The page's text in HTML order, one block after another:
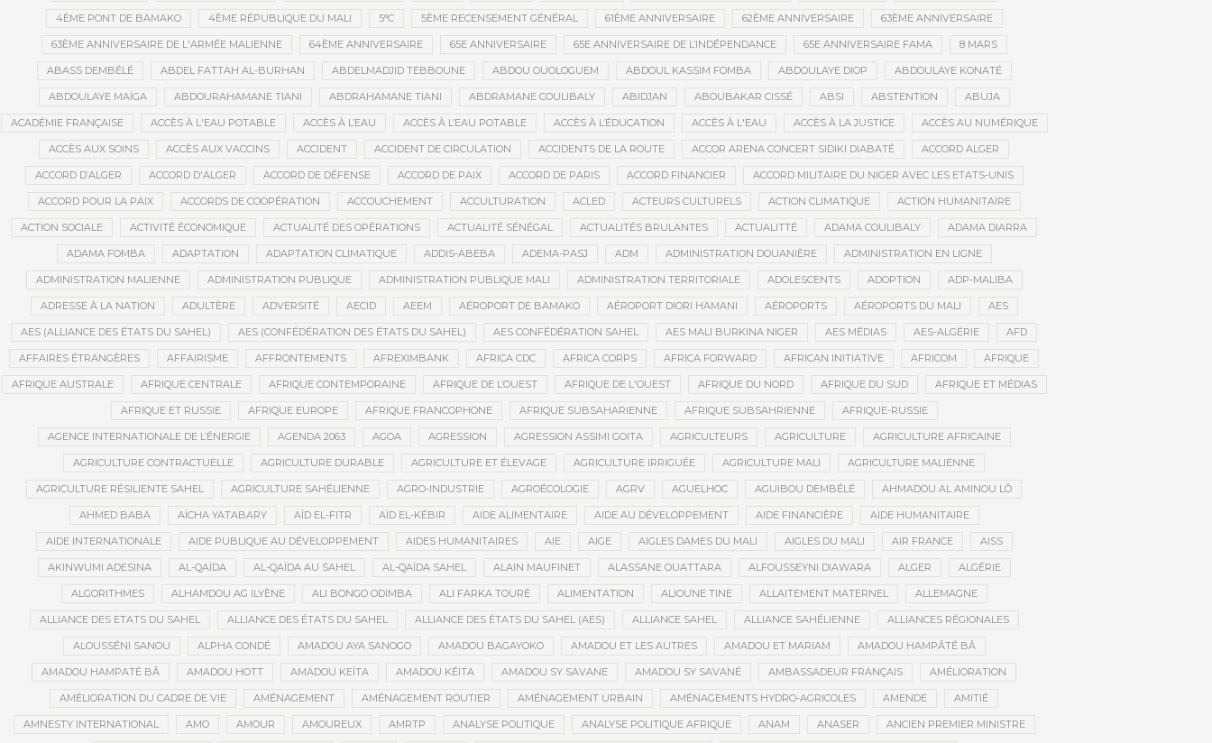
4ÈME PONT DE BAMAKO 4ÈME RÉPUBLIQUE DU MALI 5°C 5ÈME RECENSEMENT GÉNÉRAL 61ÈME ANNIVERSAIRE 62ÈME ANNIVERSAIRE 63ÈME ANNIVERSAIRE
63ÈME ANNIVERSAIRE DE L'ARMÉE MALIENNE 64ÈME ANNIVERSAIRE 65E ANNIVERSAIRE 65E ANNIVERSAIRE DE L’INDÉPENDANCE 65E ANNIVERSAIRE FAMA 8 MARS
ABASS DEMBÉLÉ ABDEL FATTAH AL-BURHAN ABDELMADJID TEBBOUNE ABDOU OUOLOGUEM ABDOUL KASSIM FOMBA ABDOULAYE DIOP ABDOULAYE KONATÉ
ABDOULAYE MAÏGA ABDOURAHAMANE TIANI ABDRAHAMANE TIANI ABDRAMANE COULIBALY ABIDJAN ABOUBAKAR CISSÉ ABSI ABSTENTION ABUJA
ACADÉMIE FRANÇAISE ACCÈS À L'EAU POTABLE ACCÈS À L’EAU ACCÈS À L’EAU POTABLE ACCÈS À L’ÉDUCATION ACCÈS À L'EAU ACCÈS À LA JUSTICE ACCÈS AU NUMÉRIQUE
ACCÈS AUX SOINS ACCÈS AUX VACCINS ACCIDENT ACCIDENT DE CIRCULATION ACCIDENTS DE LA ROUTE ACCOR ARENA CONCERT SIDIKI DIABATÉ ACCORD ALGER
ACCORD D’ALGER ACCORD D'ALGER ACCORD DE DÉFENSE ACCORD DE PAIX ACCORD DE PARIS ACCORD FINANCIER ACCORD MILITAIRE DU NIGER AVEC LES ETATS-UNIS
ACCORD POUR LA PAIX ACCORDS DE COOPÉRATION ACCOUCHEMENT ACCULTURATION ACLED ACTEURS CULTURELS ACTION CLIMATIQUE ACTION HUMANITAIRE
ACTION SOCIALE ACTIVITÉ ÉCONOMIQUE ACTUALITÉ DES OPÉRATIONS ACTUALITÉ SÉNÉGAL ACTUALITÉS BRULANTES ACTUALITTÉ ADAMA COULIBALY ADAMA DIARRA
ADAMA FOMBA ADAPTATION ADAPTATION CLIMATIQUE ADDIS-ABEBA ADEMA-PASJ ADM ADMINISTRATION DOUANIÈRE ADMINISTRATION EN LIGNE
ADMINISTRATION MALIENNE ADMINISTRATION PUBLIQUE ADMINISTRATION PUBLIQUE MALI ADMINISTRATION TERRITORIALE ADOLESCENTS ADOPTION ADP-MALIBA
ADRESSE À LA NATION ADULTÈRE ADVERSITÉ AECID AEEM AÉROPORT DE BAMAKO AÉROPORT DIORI HAMANI AÉROPORTS AÉROPORTS DU MALI AES
AES (ALLIANCE DES ÉTATS DU SAHEL) AES (CONFÉDÉRATION DES ÉTATS DU SAHEL) AES CONFÉDÉRATION SAHEL AES MALI BURKINA NIGER AES MÉDIAS AES-ALGÉRIE AFD
AFFAIRES ÉTRANGÈRES AFFAIRISME AFFRONTEMENTS AFREXIMBANK AFRICA CDC AFRICA CORPS AFRICA FORWARD AFRICAN INITIATIVE AFRICOM AFRIQUE
AFRIQUE AUSTRALE AFRIQUE CENTRALE AFRIQUE CONTEMPORAINE AFRIQUE DE L’OUEST AFRIQUE DE L'OUEST AFRIQUE DU NORD AFRIQUE DU SUD AFRIQUE ET MÉDIAS
AFRIQUE ET RUSSIE AFRIQUE EUROPE AFRIQUE FRANCOPHONE AFRIQUE SUBSAHARIENNE AFRIQUE SUBSAHRIENNE AFRIQUE-RUSSIE
AGENCE INTERNATIONALE DE L’ÉNERGIE AGENDA 2063 AGOA AGRESSION AGRESSION ASSIMI GOITA AGRICULTEURS AGRICULTURE AGRICULTURE AFRICAINE
AGRICULTURE CONTRACTUELLE AGRICULTURE DURABLE AGRICULTURE ET ÉLEVAGE AGRICULTURE IRRIGUÉE AGRICULTURE MALI AGRICULTURE MALIENNE
AGRICULTURE RÉSILIENTE SAHEL AGRICULTURE SAHÉLIENNE AGRO-INDUSTRIE AGROÉCOLOGIE AGRV AGUELHOC AGUIBOU DEMBÉLÉ AHMADOU AL AMINOU LÔ
AHMED BABA AÏCHA YATABARY AÏD EL-FITR AÏD EL-KÉBIR AIDE ALIMENTAIRE AIDE AU DÉVELOPPEMENT AIDE FINANCIÈRE AIDE HUMANITAIRE
AIDE INTERNATIONALE AIDE PUBLIQUE AU DÉVELOPPEMENT AIDES HUMANITAIRES AIE AIGE AIGLES DAMES DU MALI AIGLES DU MALI AIR FRANCE AISS
AKINWUMI ADESINA AL-QAÏDA AL-QAÏDA AU SAHEL AL-QAÏDA SAHEL ALAIN MAUFINET ALASSANE OUATTARA ALFOUSSEYNI DIAWARA ALGER ALGÉRIE
ALGORITHMES ALHAMDOU AG ILYÈNE ALI BONGO ODIMBA ALI FARKA TOURÉ ALIMENTATION ALIOUNE TINE ALLAITEMENT MATERNEL ALLEMAGNE
ALLIANCE DES ETATS DU SAHEL ALLIANCE DES ÉTATS DU SAHEL ALLIANCE DES ÉTATS DU SAHEL (AES) ALLIANCE SAHEL ALLIANCE SAHÉLIENNE ALLIANCES RÉGIONALES
ALOUSSÉNI SANOU ALPHA CONDÉ AMADOU AYA SANOGO AMADOU BAGAYOKO AMADOU ET LES AUTRES AMADOU ET MARIAM AMADOU HAMPÂTÉ BÂ
AMADOU HAMPATÉ BÂ AMADOU HOTT AMADOU KEÏTA AMADOU KÉITA AMADOU SY SAVANE AMADOU SY SAVANÉ AMBASSADEUR FRANÇAIS AMÉLIORATION
AMÉLIORATION DU CADRE DE VIE AMÉNAGEMENT AMÉNAGEMENT ROUTIER AMÉNAGEMENT URBAIN AMÉNAGEMENTS HYDRO-AGRICOLES AMENDE AMITIÉ
AMNESTY INTERNATIONAL AMO AMOUR AMOUREUX AMRTP ANALYSE POLITIQUE ANALYSE POLITIQUE AFRIQUE ANAM ANASER ANCIEN PREMIER MINISTRE